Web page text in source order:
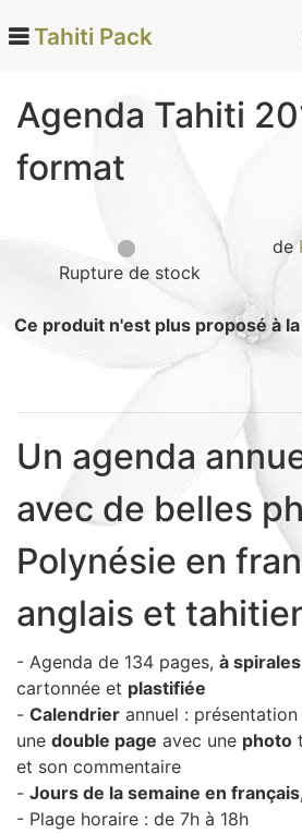
Categories
Monoi de Tahiti (66)
Noix de coco (24)
Vanille de Tahiti (26)
Calendriers et agenda (6)
Danse tahitienne (29)
Décoration (22)
Sacs, Bijoux et Accessoires (33)
Loisirs (19)
Nos Box (12)
Promotions
Nouveautés
Informations
Retour et remboursement
Nous contacter
Tahiti Pack
Agenda Tahiti
format
Rupture de stock
de
Ce produit n'est plus proposé à
Un agenda
avec de belles
Polynésie en
anglais et
- Agenda de 134 pages, à spirales
cartonnée et plastifiée
- Calendrier annuel :
une double page avec une photo
et son commentaire
- Jours de la semaine en
- Plage horaire : de 7h à 18h